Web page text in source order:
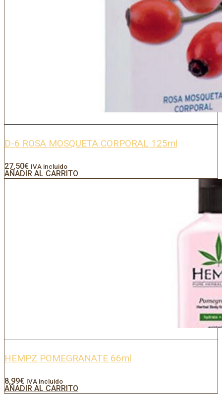
D-6 ROSA MOSQUETA CORPORAL 125ml
27,50€ IVA incluido
AÑADIR AL CARRITO
HEMPZ POMEGRANATE 66ml
8,99€ IVA incluido
AÑADIR AL CARRITO